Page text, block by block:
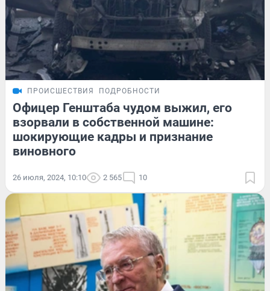
ПРОИСШЕСТВИЯ ПОДРОБНОСТИ
Офицер Генштаба чудом выжил, его
взорвали в собственной машине:
шокирующие кадры и признание
виновного
26 июля, 2024, 10:10 2 565 10